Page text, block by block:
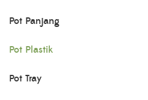
Pot Panjang
Pot Plastik
Pot Tray